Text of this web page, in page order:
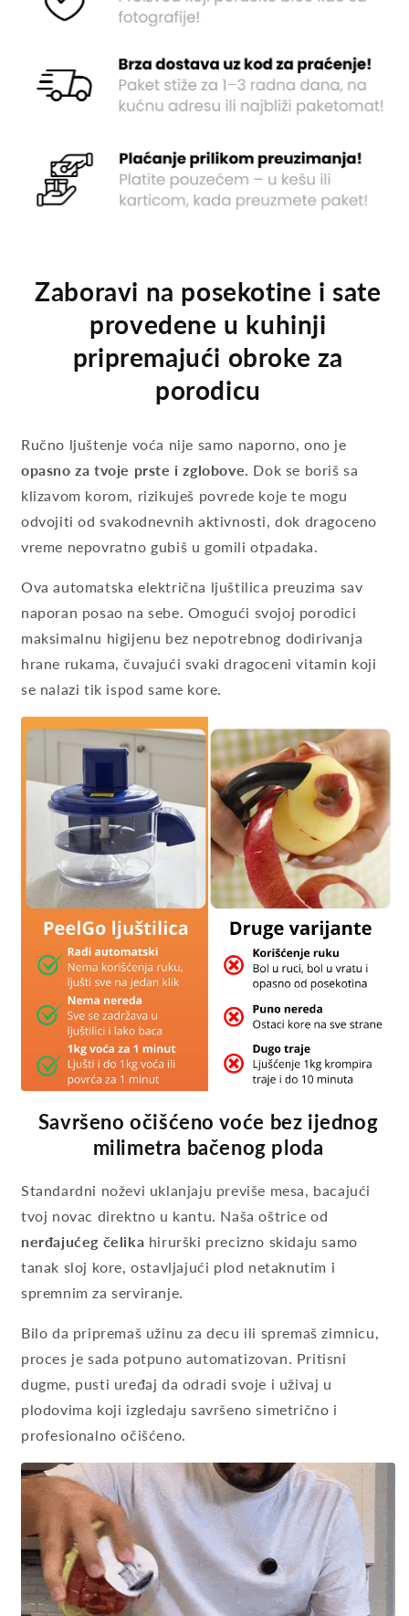
Zaboravi na posekotine i sate
provedene u kuhinji
pripremajući obroke za
porodicu
Ručno ljuštenje voća nije samo naporno, ono je
opasno za tvoje prste i zglobove. Dok se boriš sa
klizavom korom, rizikuješ povrede koje te mogu
odvojiti od svakodnevnih aktivnosti, dok dragoceno
vreme nepovratno gubiš u gomili otpadaka.
Ova automatska električna ljuštilica preuzima sav
naporan posao na sebe. Omogući svojoj porodici
maksimalnu higijenu bez nepotrebnog dodirivanja
hrane rukama, čuvajući svaki dragoceni vitamin koji
se nalazi tik ispod same kore.
Savršeno očišćeno voće bez ijednog
milimetra bačenog ploda
Standardni noževi uklanjaju previše mesa, bacajući
tvoj novac direktno u kantu. Naša oštrice od
nerđajućeg čelika hirurški precizno skidaju samo
tanak sloj kore, ostavljajući plod netaknutim i
spremnim za serviranje.
Bilo da pripremaš užinu za decu ili spremaš zimnicu,
proces je sada potpuno automatizovan. Pritisni
dugme, pusti uređaj da odradi svoje i uživaj u
plodovima koji izgledaju savršeno simetrično i
profesionalno očišćeno.